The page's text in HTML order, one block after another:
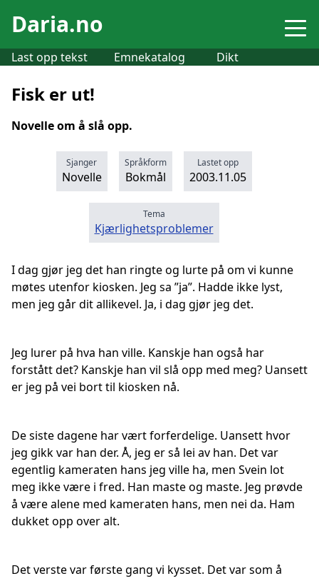
Daria.no
Last opp tekst Emnekatalog Dikt
Fisk er ut!
Novelle om å slå opp.
Sjanger
Novelle
Språkform
Bokmål
Lastet opp
2003.11.05
Tema
Kjærlighetsproblemer
I dag gjør jeg det han ringte og lurte på om vi kunne
møtes utenfor kiosken. Jeg sa ”ja”. Hadde ikke lyst,
men jeg går dit allikevel. Ja, i dag gjør jeg det.
Jeg lurer på hva han ville. Kanskje han også har
forstått det? Kanskje han vil slå opp med meg? Uansett
er jeg på vei bort til kiosken nå.
De siste dagene har vært forferdelige. Uansett hvor
jeg gikk var han der. Å, jeg er så lei av han. Det var
egentlig kameraten hans jeg ville ha, men Svein lot
meg ikke være i fred. Han maste og maste. Jeg prøvde
å være alene med kameraten hans, men nei da. Ham
dukket opp over alt.
Det verste var første gang vi kysset. Det var som å